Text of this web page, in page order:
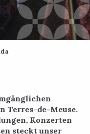
Terres-de-Meuse.
Konzerten
steckt unser